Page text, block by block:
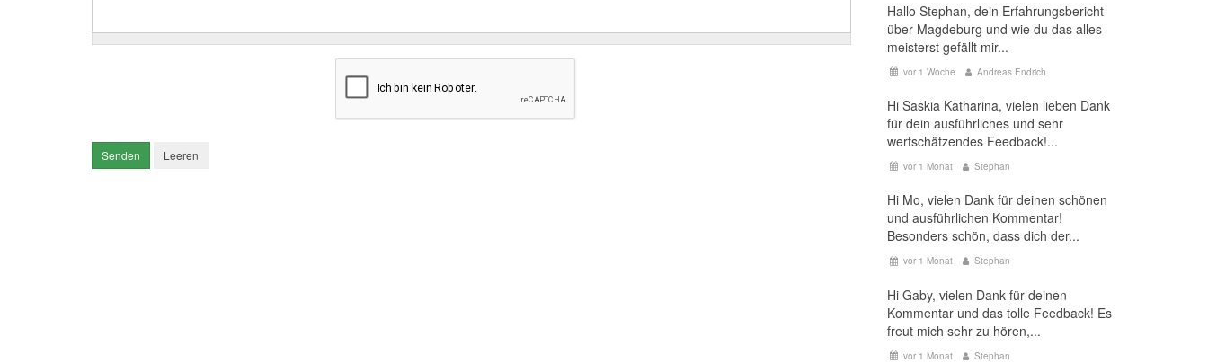
Senden Leeren
Hallo Stephan, dein Erfahrungsbericht
über Magdeburg und wie du das alles
meisterst gefällt mir...
vor 1 Woche Andreas Endrich
Hi Saskia Katharina, vielen lieben Dank
für dein ausführliches und sehr
wertschätzendes Feedback!...
vor 1 Monat Stephan
Hi Mo, vielen Dank für deinen schönen
und ausführlichen Kommentar!
Besonders schön, dass dich der...
vor 1 Monat Stephan
Hi Gaby, vielen Dank für deinen
Kommentar und das tolle Feedback! Es
freut mich sehr zu hören,...
vor 1 Monat Stephan